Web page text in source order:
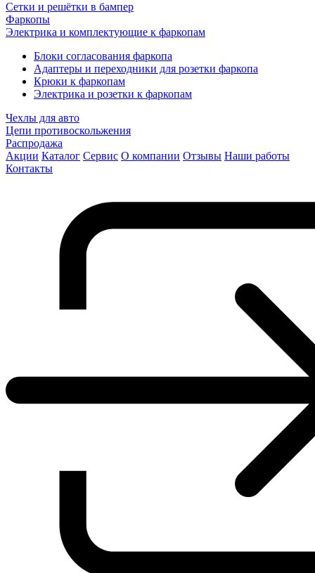
Сетки и решётки в бампер
Фаркопы
Электрика и комплектующие к фаркопам
Блоки согласования фаркопа
Адаптеры и переходники для розетки фаркопа
Крюки к фаркопам
Электрика и розетки к фаркопам
Чехлы для авто
Цепи противоскольжения
Распродажа
Акции Каталог Сервис О компании Отзывы Наши работы
Контакты